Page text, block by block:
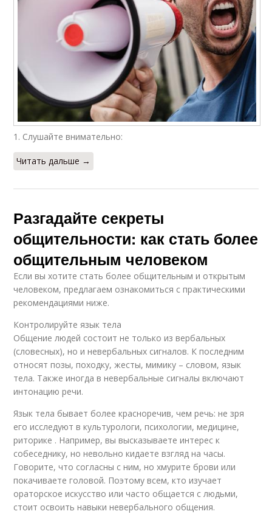
1. Слушайте внимательно:
Читать дальше →
Разгадайте секреты
общительности: как стать более
общительным человеком
Если вы хотите стать более общительным и открытым
человеком, предлагаем ознакомиться с практическими
рекомендациями ниже.
Контролируйте язык тела
Общение людей состоит не только из вербальных
(словесных), но и невербальных сигналов. К последним
относят позы, походку, жесты, мимику – словом, язык
тела. Также иногда в невербальные сигналы включают
интонацию речи.
Язык тела бывает более красноречив, чем речь: не зря
его исследуют в культурологи, психологии, медицине,
риторике . Например, вы высказываете интерес к
собеседнику, но невольно кидаете взгляд на часы.
Говорите, что согласны с ним, но хмурите брови или
покачиваете головой. Поэтому всем, кто изучает
ораторское искусство или часто общается с людьми,
стоит освоить навыки невербального общения.